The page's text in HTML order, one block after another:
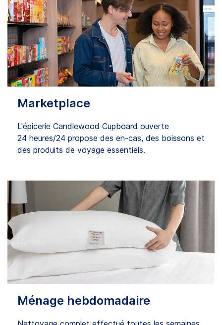
Marketplace
L'épicerie Candlewood Cupboard ouverte
24 heures/24 propose des en-cas, des boissons et
des produits de voyage essentiels.
Ménage hebdomadaire